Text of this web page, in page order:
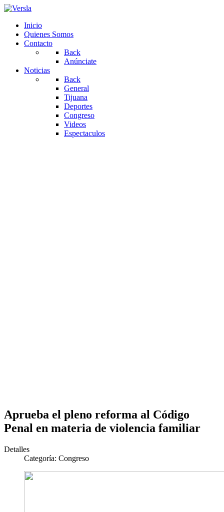
Inicio
Quienes Somos
Contacto
Back
Anúnciate
Noticias
Back
General
Tijuana
Deportes
Congreso
Videos
Espectaculos
Aprueba el pleno reforma al Código
Penal en materia de violencia familiar
Detalles
Categoría: Congreso